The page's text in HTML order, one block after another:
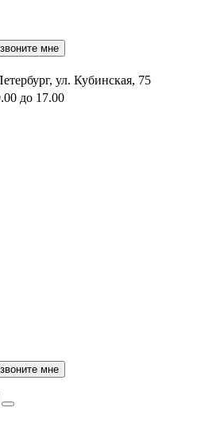
мне
ул. Кубинская, 75
до 17.00
мне